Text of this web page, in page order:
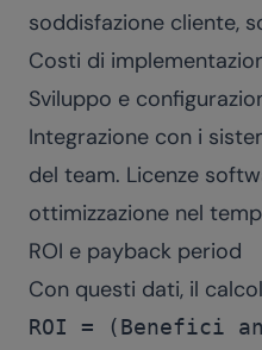
soddisfazione cliente,
Costi di
Sviluppo e
Integrazione con i
del team. Licenze
ottimizzazione nel
ROI e payback period
Con questi dati, il